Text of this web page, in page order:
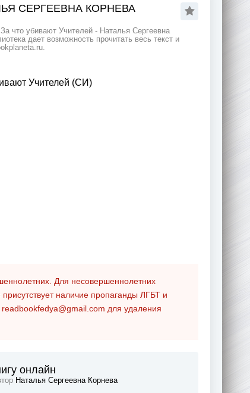
СЕРГЕЕВНА КОРНЕВА
что убивают Учителей - Наталья Сергеевна
дает возможность прочитать весь текст и
Учителей (СИ)
Для несовершеннолетних
присутствует наличие пропаганды ЛГБТ и
readbookfedya@gmail.com для удаления
онлайн
Наталья Сергеевна Корнева